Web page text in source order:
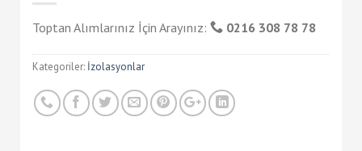
Toptan Alımlarınız İçin Arayınız: 0216 308 78 78
Kategoriler: İzolasyonlar